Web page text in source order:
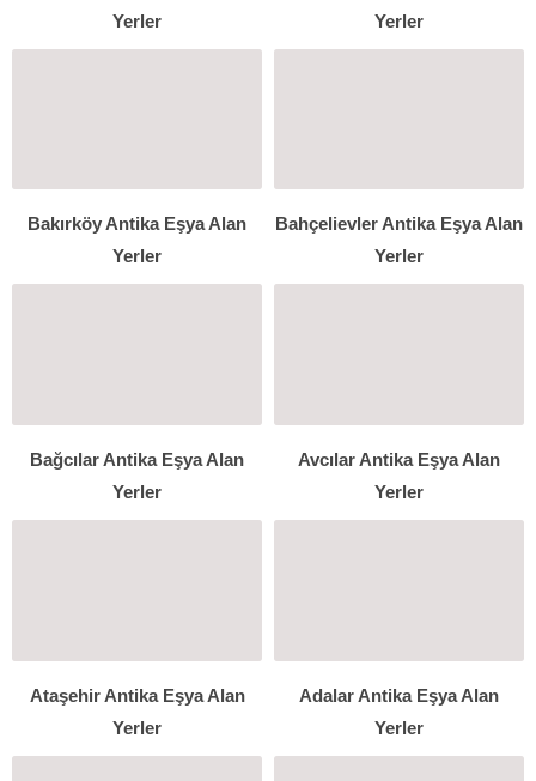
Yerler
Yerler
Bakırköy Antika Eşya Alan
Yerler
Bahçelievler Antika Eşya Alan
Yerler
Bağcılar Antika Eşya Alan
Yerler
Avcılar Antika Eşya Alan
Yerler
Ataşehir Antika Eşya Alan
Yerler
Adalar Antika Eşya Alan
Yerler